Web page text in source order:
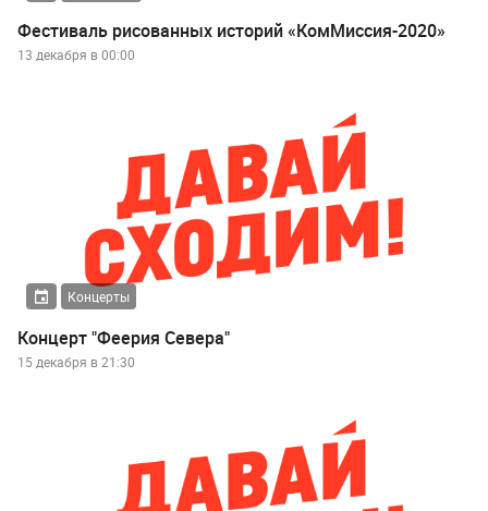
Фестиваль рисованных историй «КомМиссия-2020»
13 декабря в 00:00
Концерты
Концерт "Феерия Севера"
15 декабря в 21:30